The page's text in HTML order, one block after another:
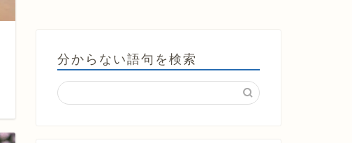
分からない語句を検索